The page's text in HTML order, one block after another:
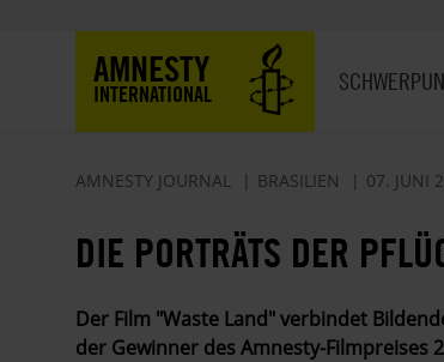
AMNESTY
INTERNATIONAL
AMNESTY JOURNAL BRASILIEN 07. JUNI
DIE PORTRÄTS DER
Der Film "Waste Land" verbindet
der Gewinner des Amnesty-Filmpreises